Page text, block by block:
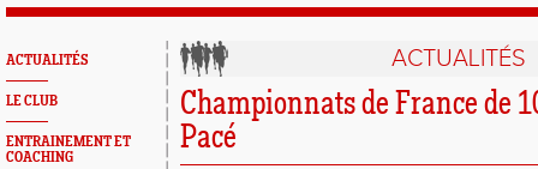
ACTUALITÉS
LE CLUB
ENTRAINEMENT ET
COACHING
ACTUALITÉS
Championnats de France de
Pacé